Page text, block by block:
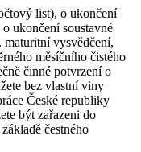
list), o ukončení
ukončení soustavné
vysvědčení,
měsíčního čistého
činné potvrzení o
bez vlastní viny
České republiky
být zařazeni do
čestného